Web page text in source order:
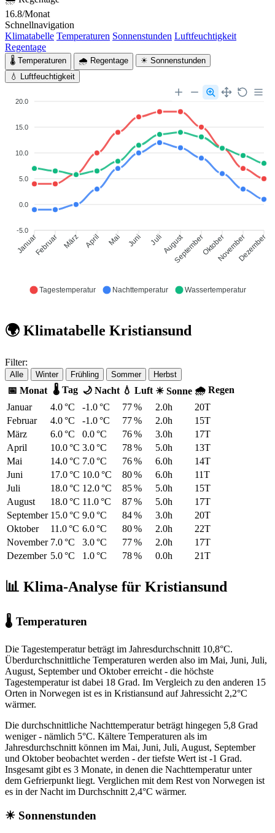
16.8/Monat
Schnellnavigation
Klimatabelle Temperaturen Sonnenstunden Luftfeuchtigkeit
Regentage
🌡 Temperaturen 🌧 Regentage
☀ Sonnenstunden
💧 Luftfeuchtigkeit
20.0
15.0
10.0
5.0
0.0
-5.0
JanuarFebruar März April Mai Juni JuliAugust
SeptemberOktoberNovemberDezember
Tagestemperatur Nachttemperatur Wassertemperatur
🌍 Klimatabelle Kristiansund
Filter:
Alle Winter Frühling Sommer Herbst
📅 Monat 🌡 Tag 🌙 Nacht 💧 Luft ☀ Sonne 🌧 Regen
Januar
4.0 °C -1.0 °C 77 % 2.0h
20T
Februar
4.0 °C -1.0 °C 77 % 2.0h
15T
März
6.0 °C 0.0 °C 76 % 3.0h
17T
April
10.0 °C 3.0 °C 78 % 5.0h
13T
Mai
14.0 °C 7.0 °C 76 % 6.0h
14T
Juni
17.0 °C 10.0 °C 80 % 6.0h
11T
Juli
18.0 °C 12.0 °C 85 % 5.0h
15T
August
18.0 °C 11.0 °C 87 % 5.0h
17T
September 15.0 °C 9.0 °C 84 % 3.0h
20T
Oktober
11.0 °C 6.0 °C 80 % 2.0h
22T
November 7.0 °C 3.0 °C 77 % 2.0h
17T
Dezember 5.0 °C 1.0 °C 78 % 0.0h 21T
📊 Klima-Analyse für Kristiansund
🌡 Temperaturen
Die Tagestemperatur beträgt im Jahresdurchschnitt 10,8°C.
Überdurchschnittliche Temperaturen werden also im Mai, Juni, Juli,
August, September und Oktober erreicht - die höchste
Tagestemperatur ist dabei 18 Grad. Im Vergleich zu den anderen 15
Orten in Norwegen ist es in Kristiansund auf Jahressicht 2,2°C
wärmer.
Die durchschnittliche Nachttemperatur beträgt hingegen 5,8 Grad
weniger - nämlich 5°C. Kältere Temperaturen als im
Jahresdurchschnitt können im Mai, Juni, Juli, August, September
und Oktober beobachtet werden - der tiefste Wert ist -1 Grad.
Insgesamt gibt es 3 Monate, in denen die Nachttemperatur unter
dem Gefrierpunkt liegt. Verglichen mit dem Rest von Norwegen ist
es in der Nacht im Durchschnitt 2,4°C wärmer.
☀ Sonnenstunden